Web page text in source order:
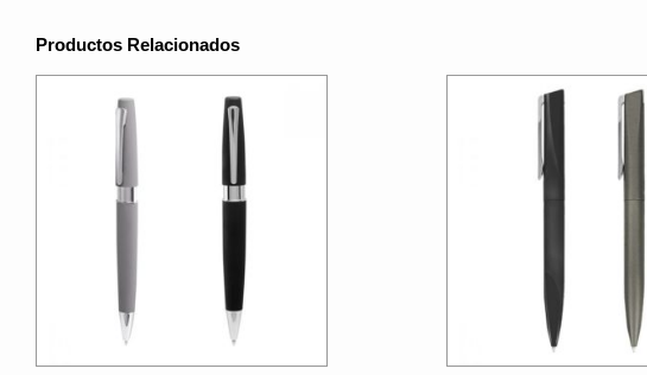
Productos Relacionados